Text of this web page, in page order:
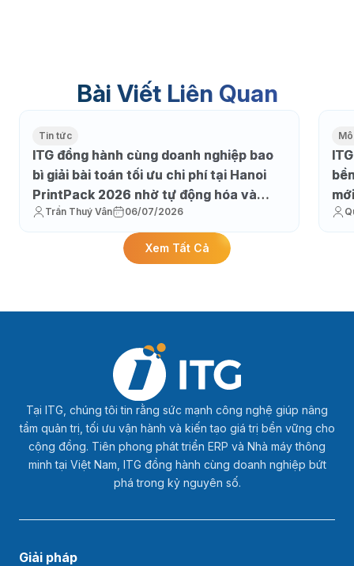
Bài Viết Liên Quan
Tin tức
ITG đồng hành cùng doanh nghiệp bao
bì giải bài toán tối ưu chi phí tại Hanoi
PrintPack 2026 nhờ tự động hóa và
thực thi sản xuất
Trần Thuý Vân 06/07/2026
Xem Tất Cả
Tại ITG, chúng tôi tin rằng sức mạnh công nghệ giúp nâng
tầm quản trị, tối ưu vận hành và kiến tạo giá trị bền vững cho
cộng đồng. Tiên phong phát triển ERP và Nhà máy thông
minh tại Việt Nam, ITG đồng hành cùng doanh nghiệp bứt
phá trong kỷ nguyên số.
Giải pháp